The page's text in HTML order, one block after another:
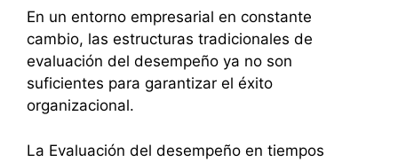
En un entorno empresarial en constante
cambio, las estructuras tradicionales de
evaluación del desempeño ya no son
suficientes para garantizar el éxito
organizacional.
La Evaluación del desempeño en tiempos